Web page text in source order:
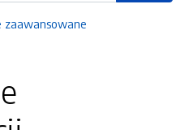
zaawansowane